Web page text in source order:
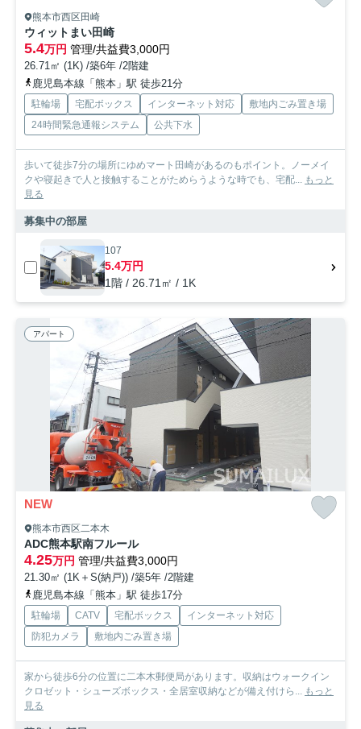
熊本市西区田崎
ウィットまい田崎
5.4万円 管理/共益費3,000円
26.71㎡ (1K) /築6年 /2階建
鹿児島本線「熊本」駅 徒歩21分
駐輪場 宅配ボックス インターネット対応
敷地内ごみ置き場
24時間緊急通報システム
公共下水
歩いて徒歩7分の場所にゆめマート田崎があるのもポイント。ノーメイ
クや寝起きで人と接触することがためらうような時でも、宅配... もっと
見る
募集中の部屋
107
5.4万円
1階 / 26.71㎡ / 1K
アパート
NEW
熊本市西区二本木
ADC熊本駅南フルール
4.25万円 管理/共益費3,000円
21.30㎡ (1K＋S(納戸)) /築5年 /2階建
鹿児島本線「熊本」駅 徒歩17分
駐輪場 CATV 宅配ボックス
インターネット対応
防犯カメラ
敷地内ごみ置き場
家から徒歩6分の位置に二本木郵便局があります。収納はウォークイン
クロゼット・シューズボックス・全居室収納などが備え付けら... もっと
見る